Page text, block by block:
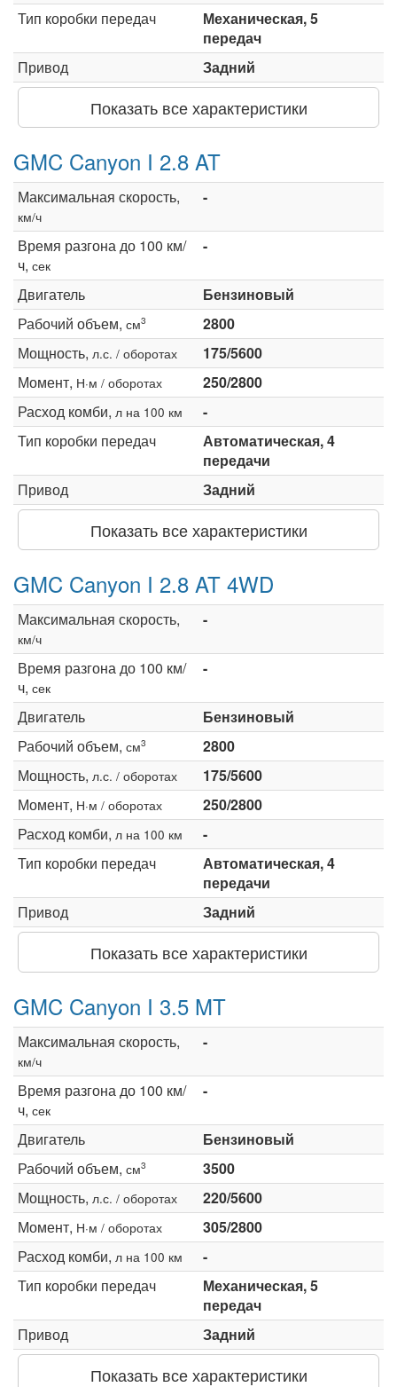
Тип коробки передач
Механическая, 5
передач
Привод
Задний
Показать все характеристики
GMC Canyon I 2.8 AT
Максимальная скорость,
км/ч
-
Время разгона до 100 км/
ч, сек
-
Двигатель
Бензиновый
Рабочий объем, см3
2800
Мощность, л.с. / оборотах
175/5600
Момент, Н·м / оборотах
250/2800
Расход комби, л на 100 км
-
Тип коробки передач
Автоматическая, 4
передачи
Привод
Задний
Показать все характеристики
GMC Canyon I 2.8 AT 4WD
Максимальная скорость,
км/ч
-
Время разгона до 100 км/
ч, сек
-
Двигатель
Бензиновый
Рабочий объем, см3
2800
Мощность, л.с. / оборотах
175/5600
Момент, Н·м / оборотах
250/2800
Расход комби, л на 100 км
-
Тип коробки передач
Автоматическая, 4
передачи
Привод
Задний
Показать все характеристики
GMC Canyon I 3.5 MT
Максимальная скорость,
км/ч
-
Время разгона до 100 км/
ч, сек
-
Двигатель
Бензиновый
Рабочий объем, см3
3500
Мощность, л.с. / оборотах
220/5600
Момент, Н·м / оборотах
305/2800
Расход комби, л на 100 км
-
Тип коробки передач
Механическая, 5
передач
Привод
Задний
Показать все характеристики